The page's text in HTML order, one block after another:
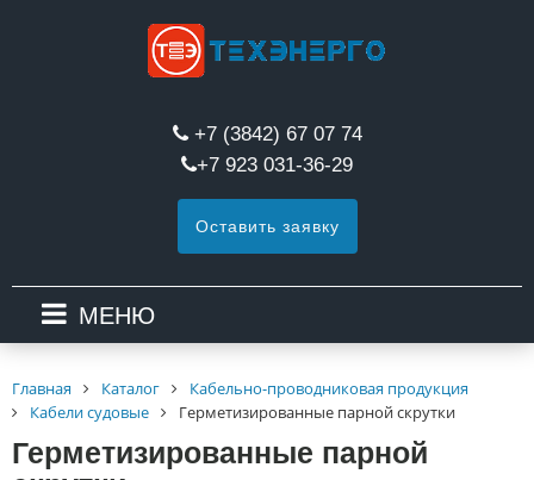
+7 (3842) 67 07 74
+7 923 031-36-29
Оставить заявку
МЕНЮ
Главная Каталог
Кабельно-проводниковая продукция
Кабели судовые
Герметизированные парной скрутки
Герметизированные парной